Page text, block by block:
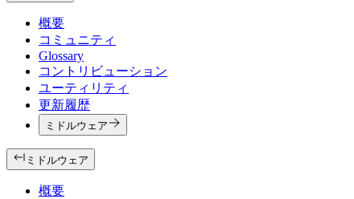
概要
コミュニティ
Glossary
コントリビューション
ユーティリティ
更新履歴
ミドルウェア
ミドルウェア
概要